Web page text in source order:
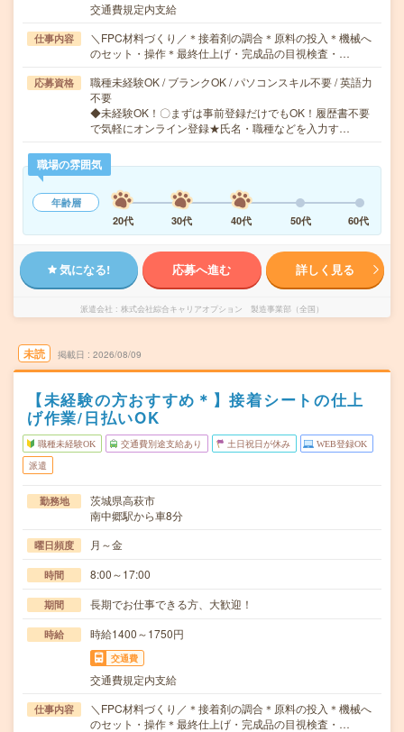
交通費規定内支給
仕事内容
＼FPC材料づくり／＊接着剤の調合＊原料の投入＊機械へ
のセット・操作＊最終仕上げ・完成品の目視検査・…
応募資格
職種未経験OK / ブランクOK / パソコンスキル不要 / 英語力
不要
◆未経験OK！〇まずは事前登録だけでもOK！履歴書不要
で気軽にオンライン登録★氏名・職種などを入力す…
職場の雰囲気
年齢層
20代
30代 40代 50代 60代
気になる! 応募へ進む 詳しく見る
派遣会社 株式会社綜合キャリアオプション 製造事業部（全国）
未読 掲載日 2026/08/09
【未経験の方おすすめ＊】接着シートの仕上
げ作業/日払いOK
職種未経験OK 交通費別途支給あり 土日祝日が休み WEB登録OK
派遣
勤務地
茨城県高萩市
南中郷駅から車8分
曜日頻度 月～金
時間 8:00～17:00
期間 長期でお仕事できる方、大歓迎！
時給 時給1400～1750円
交通費
交通費規定内支給
仕事内容
＼FPC材料づくり／＊接着剤の調合＊原料の投入＊機械へ
のセット・操作＊最終仕上げ・完成品の目視検査・…